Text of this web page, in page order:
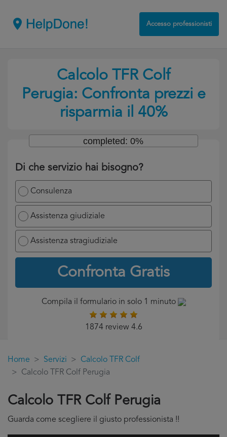
Accesso professionisti
Calcolo TFR Colf
Perugia: Confronta prezzi e
risparmia il 40%
Di che servizio hai bisogno?
Consulenza
Assistenza giudiziale
Assistenza stragiudiziale
Confronta Gratis
completed: 0%
Compila il formulario in solo 1 minuto
1874 review 4.6
Home Servizi
Calcolo TFR Colf
Calcolo TFR Colf Perugia
Calcolo TFR Colf Perugia
Guarda come scegliere il giusto professionista !!